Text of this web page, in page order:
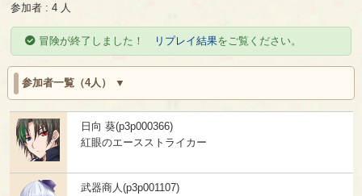
参加者 : 4 人
冒険が終了しました！ リプレイ結果をご覧ください。
参加者一覧（4人）
日向 葵(p3p000366)
紅眼のエースストライカー
武器商人(p3p001107)